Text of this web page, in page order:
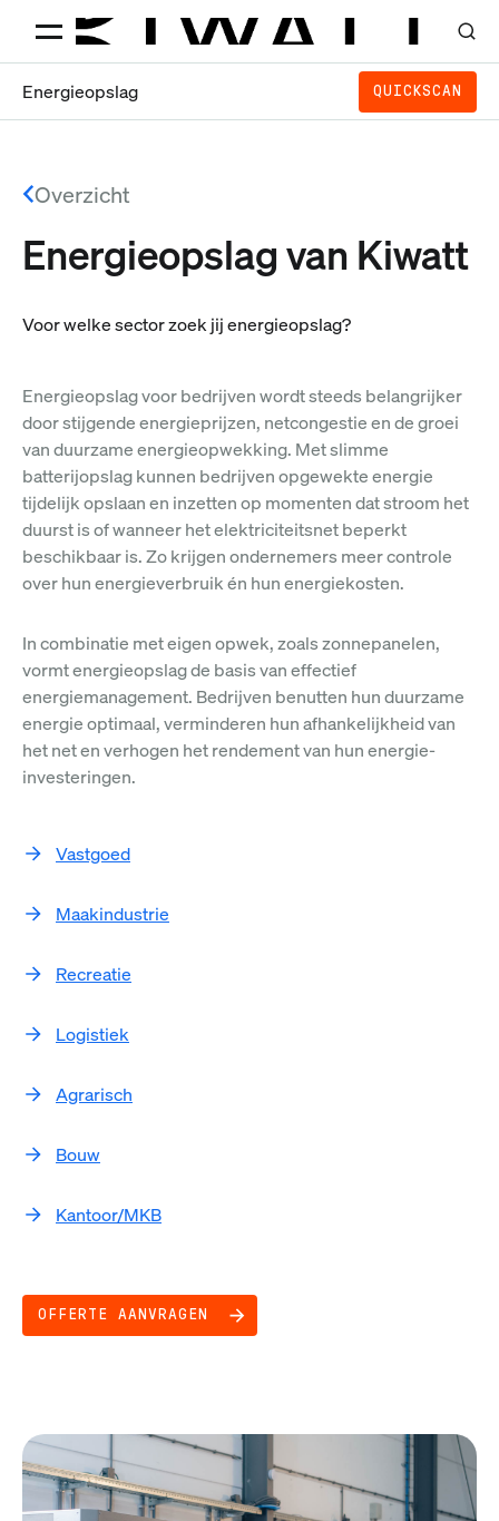
Energieopslag QUICKSCAN
Overzicht
Energieopslag van Kiwatt
Voor welke sector zoek jij energieopslag?
Energieopslag voor bedrijven wordt steeds belangrijker
door stijgende energieprijzen, netcongestie en de groei
van duurzame energieopwekking. Met slimme
batterijopslag kunnen bedrijven opgewekte energie
tijdelijk opslaan en inzetten op momenten dat stroom het
duurst is of wanneer het elektriciteitsnet beperkt
beschikbaar is. Zo krijgen ondernemers meer controle
over hun energieverbruik én hun energiekosten.
In combinatie met eigen opwek, zoals zonnepanelen,
vormt energieopslag de basis van effectief
energiemanagement. Bedrijven benutten hun duurzame
energie optimaal, verminderen hun afhankelijkheid van
het net en verhogen het rendement van hun energie-
investeringen.
Vastgoed
Maakindustrie
Recreatie
Logistiek
Agrarisch
Bouw
Kantoor/MKB
OFFERTE AANVRAGEN